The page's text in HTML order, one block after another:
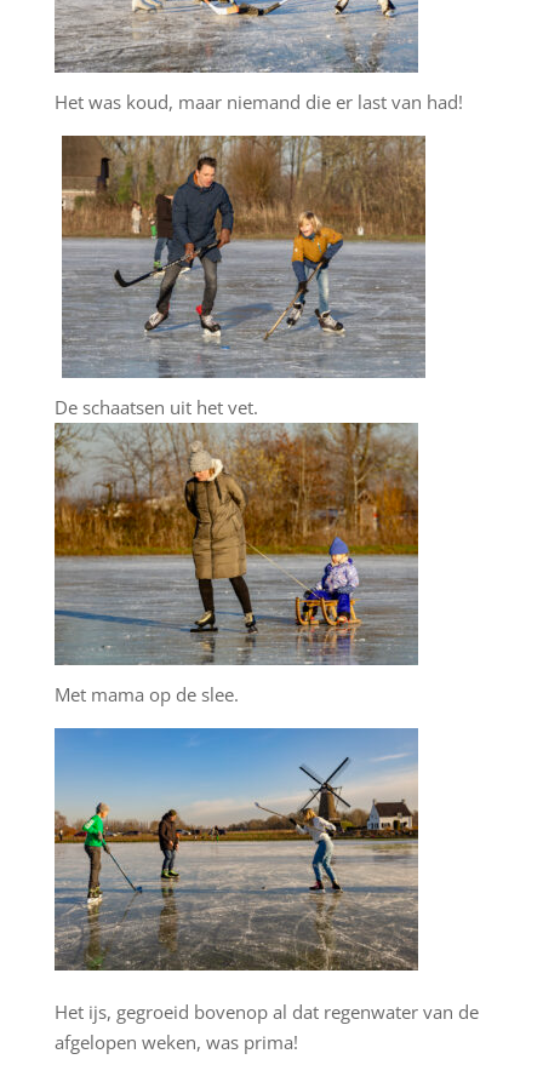
Het was koud, maar niemand die er last van had!
De schaatsen uit het vet.
Met mama op de slee.
Het ijs, gegroeid bovenop al dat regenwater van de
afgelopen weken, was prima!